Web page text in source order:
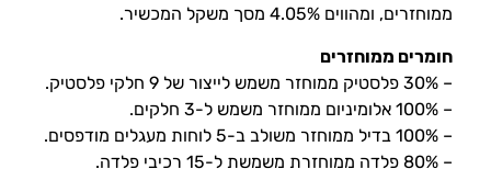
ממוחזרים, ומהווים 4.05% מסך משקל המכשיר.
חומרים ממוחזרים
– 30% פלסטיק ממוחזר משמש לייצור של 9 חלקי פלסטיק.
– 100% אלומיניום ממוחזר משמש ל-3 חלקים.
– 100% בדיל ממוחזר משולב ב-5 לוחות מעגלים מודפסים.
– 80% פלדה ממוחזרת משמשת ל-15 רכיבי פלדה.